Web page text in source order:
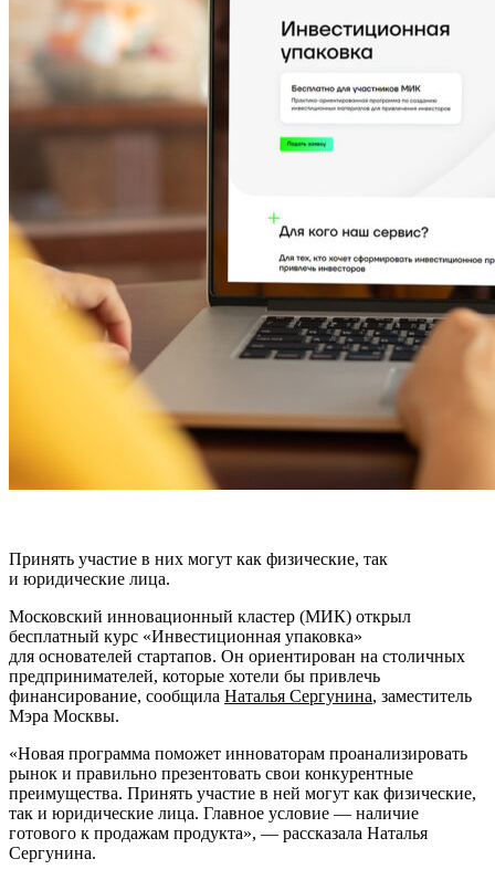
Принять участие в них могут как физические, так
и юридические лица.
Московский инновационный кластер (МИК) открыл
бесплатный курс «Инвестиционная упаковка»
для основателей стартапов. Он ориентирован на столичных
предпринимателей, которые хотели бы привлечь
финансирование, сообщила Наталья Сергунина, заместитель
Мэра Москвы.
«Новая программа поможет инноваторам проанализировать
рынок и правильно презентовать свои конкурентные
преимущества. Принять участие в ней могут как физические,
так и юридические лица. Главное условие — наличие
готового к продажам продукта», — рассказала Наталья
Сергунина.